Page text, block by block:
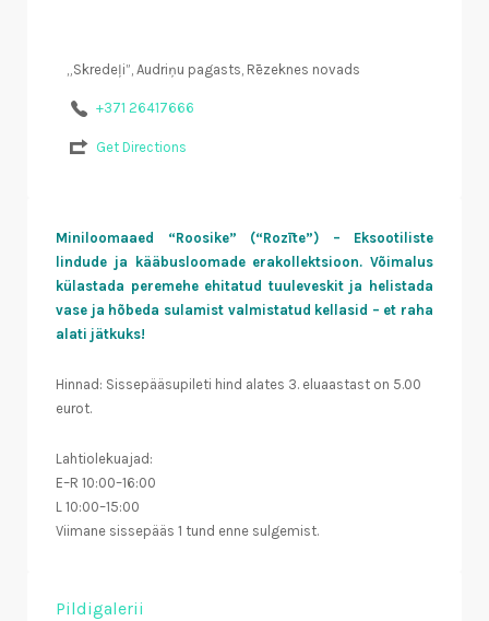
„Skredeļi”, Audriņu pagasts, Rēzeknes novads
+371 26417666
Get Directions
Miniloomaaed “Roosike” (“Rozīte”) – Eksootiliste
lindude ja kääbusloomade erakollektsioon. Võimalus
külastada peremehe ehitatud tuuleveskit ja helistada
vase ja hõbeda sulamist valmistatud kellasid – et raha
alati jätkuks!
Hinnad: Sissepääsupileti hind alates 3. eluaastast on 5.00
eurot.
Lahtiolekuajad:
E–R 10:00–16:00
L 10:00–15:00
Viimane sissepääs 1 tund enne sulgemist.
Pildigalerii